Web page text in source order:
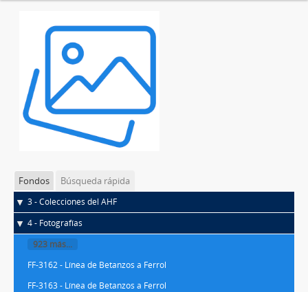
Fondos Búsqueda rápida
3 - Colecciones del AHF
4 - Fotografías
923 más...
FF-3162 - Línea de Betanzos a Ferrol
FF-3163 - Línea de Betanzos a Ferrol